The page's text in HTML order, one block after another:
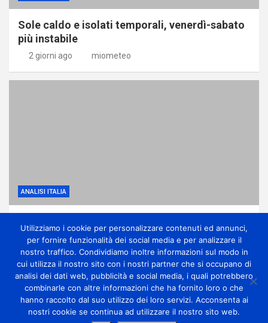
Sole caldo e isolati temporali, venerdì-sabato
più instabile
2 giorni ago miometeo
ANALISI ITALIA
diurna sui rilievi
3 giorni ago miometeo
Copyright Miometeo © All rights reserved | Theme by
Utilizziamo i cookie per personalizzare contenuti ed annunci,
per fornire funzionalità dei social media e per analizzare il
nostro traffico. Condividiamo inoltre informazioni sul modo in
cui utilizza il nostro sito con i nostri partner che si occupano di
analisi dei dati web, pubblicità e social media, i quali potrebbero
combinarle con altre informazioni che ha fornito loro o che
hanno raccolto dal suo utilizzo dei loro servizi. Acconsenta ai
nostri cookie se continua ad utilizzare il nostro sito web.